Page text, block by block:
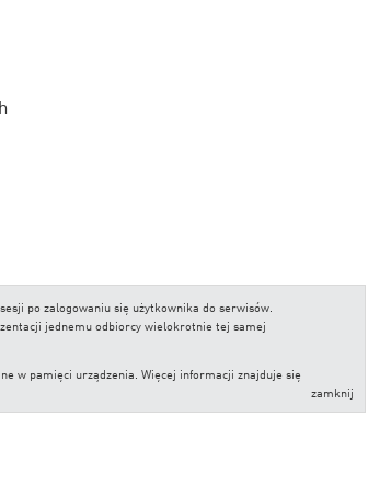
po zalogowaniu się użytkownika do serwisów.
jednemu odbiorcy wielokrotnie tej samej
w pamięci urządzenia. Więcej informacji znajduje się
zamknij